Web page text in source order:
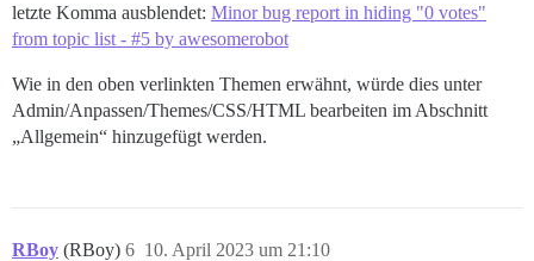
letzte Komma ausblendet: Minor bug report in hiding "0 votes"
from topic list - #5 by awesomerobot
Wie in den oben verlinkten Themen erwähnt, würde dies unter
Admin/Anpassen/Themes/CSS/HTML bearbeiten im Abschnitt
„Allgemein“ hinzugefügt werden.
RBoy (RBoy) 10. April 2023 um 21:10
6